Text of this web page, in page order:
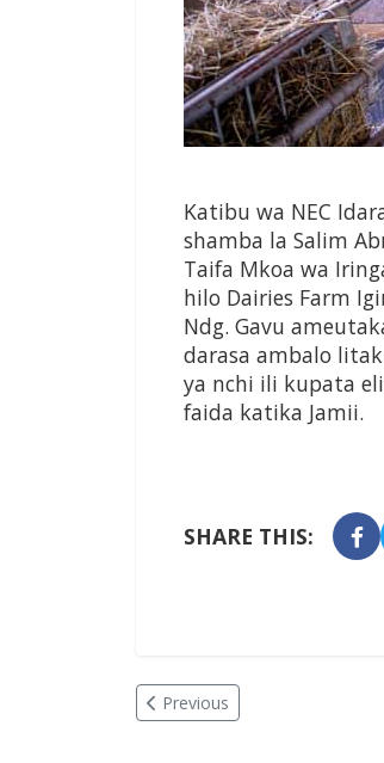
Katibu wa NEC
shamba la Salim
Taifa Mkoa wa
hilo Dairies Farm
Ndg. Gavu
darasa ambalo
ya nchi ili kupata
faida katika Jamii.
SHARE THIS:
Previous